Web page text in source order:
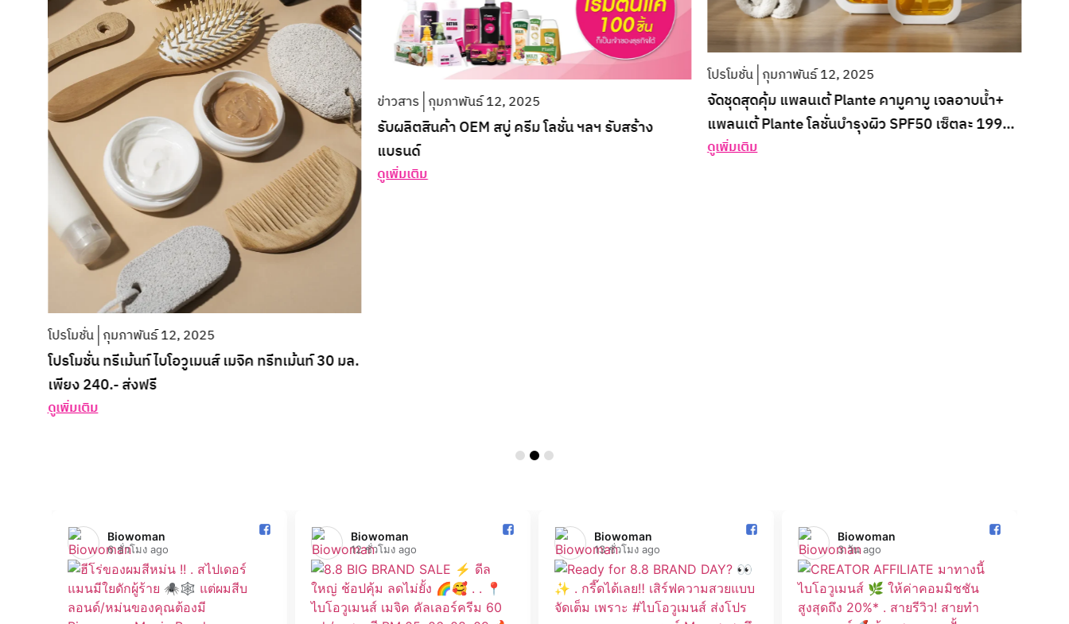
ข่าวสาร กุมภาพันธ์ 12, 2025
รับผลิตสินค้า OEM สบู่ ครีม โลชั่น ฯลฯ รับสร้าง
แบรนด์
ดูเพิ่มเติม
กุมภาพันธ์ 12, 2025
จัดชุดสุดคุ้ม แพลนเต้ Plante คามูคามู เจลอาบน้ำ+
แพลนเต้ Plante โลชั่นบำรุงผิว SPF50 เซ็ตละ 199
บาท
ดูเพิ่มเติม
Biowoman️
6 ชั่วโมง ago
Biowoman️
12 ชั่วโมง ago
Biowoman️
13 ชั่วโมง ago
Biowoman️
3 วัน ago